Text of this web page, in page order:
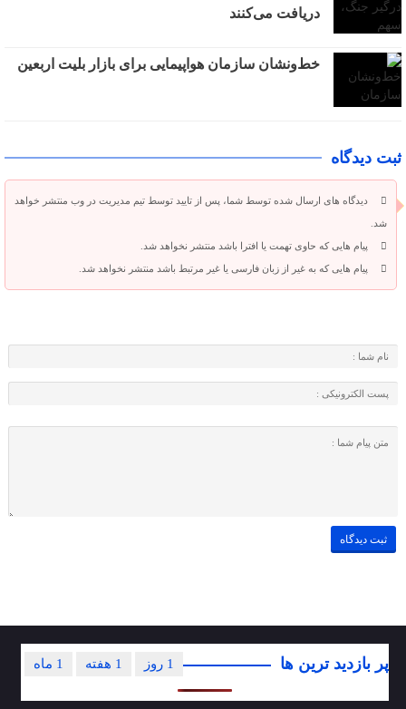
دریافت می‌کنند
خط‌ونشان سازمان هواپیمایی برای بازار بلیت اربعین
ثبت دیدگاه
دیدگاه های ارسال شده توسط شما، پس از تایید توسط تیم مدیریت در وب منتشر خواهد
شد.
پیام هایی که حاوی تهمت یا افترا باشد منتشر نخواهد شد.
پیام هایی که به غیر از زبان فارسی یا غیر مرتبط باشد منتشر نخواهد شد.
پر بازدید ترین ها 1 ماه 1 هفته 1 روز